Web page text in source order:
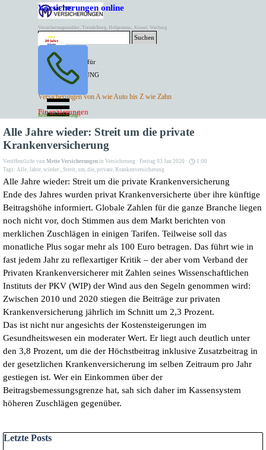
Direkt zum Seiteninhalt
Versicherungen online
Versicherungsmakler, Trendelburg, Hofgeismar, Kassel, Warburg
BESTER PREIS für
SPITZEN LEISTUNG
ANGEBOTE
Versicherungen von A wie Auto bis Z wie Zahn
Kontakt Tel. 05671/7799991
Mette Versicherungen
Suchen
Versicherungen
Finanzierungen
Rentenversicherung
Menü überspringen
Alle Jahre wieder: Streit um die private
Krankenversicherung
Veröffentlicht von Mette Versicherungen in Versicherung · Freitag 03 Jan 2020 ·
1:00
Tags: Alle, Jahre, wieder:, Streit, um, die, private, Krankenversicherung
Alle Jahre wieder: Streit um die private Krankenversicherung
Ende des Jahres wurden privat Krankenversicherte über ihre künftige
Beitragshöhe informiert. Globale Zahlen für die ganze Branche liegen
noch nicht vor, doch Stimmen aus dem Markt berichten von
merklichen Zuschlägen in einigen Tarifen. Teilweise soll das
monatliche Plus sogar mehr als 100 Euro betragen. Das führt wie in
fast jedem Jahr zu reflexartiger Kritik – der aber vom Verband der
Privaten Krankenversicherer mit Zahlen seines Wissenschaftlichen
Instituts der PKV (WIP) der Wind aus den Segeln genommen wird:
Zwischen 2010 und 2020 stiegen die Beiträge zur privaten
Krankenversicherung jährlich im Schnitt um 2,3 Prozent.
Das ist nicht nur angesichts der Kostensteigerungen im
Gesundheitswesen ein moderater Wert. Er liegt auch deutlich unter
den 3,8 Prozent, um die der Höchstbeitrag inklusive Zusatzbeitrag in
der gesetzlichen Krankenversicherung im selben Zeitraum pro Jahr
gestiegen ist. Wer ein Einkommen über der
Beitragsbemessungsgrenze hat, sah sich daher im Kassensystem
höheren Zuschlägen gegenüber.
Block überspringen Letzte Posts
Letzte Posts